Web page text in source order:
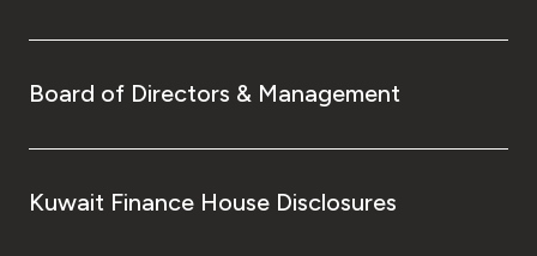
Board of Directors & Management
Kuwait Finance House Disclosures